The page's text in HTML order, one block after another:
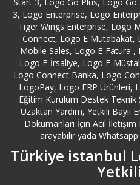
Balıkesir Erdek Logo Servisi
Balıkesir Logo Servisi
Bartın Logo Servisi
Batman Logo Servisi
Bayburt Logo Servisi
3, Logo Enterprise, Logo
Tiger Wings Enterprise, Logo
Connect, Logo E
Mobile Sales, Logo E-Fatura
Logo E-İrsaliye, Logo E-
Logo Connect Banka, Logo
LogoPay, Logo ERP Ürünleri,
Eğitim Kurulum Destek Teknik
Uzaktan Yardım, Yetkili Bayii
Dokümanları İçin Acil İletişim
arayabilir yada
Türkiye istanbul